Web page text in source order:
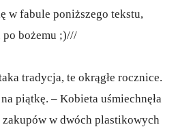
w fabule poniższego tekstu,
po bożemu ;)///
tradycja, te okrągłe rocznice.
piątkę. – Kobieta uśmiechnęła
w dwóch plastikowych